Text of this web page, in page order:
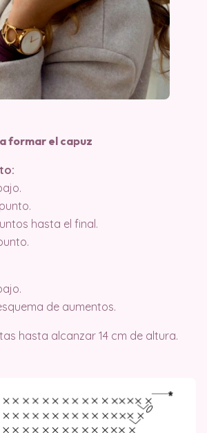
formar el capuz
hasta el final.
de aumentos.
hasta alcanzar 14 cm de altura.